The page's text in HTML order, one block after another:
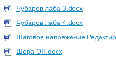
Чубаров лаба 3.docx
Чубаров лаба 4.docx
Шаговое напряжение
Шора ЭП.docx